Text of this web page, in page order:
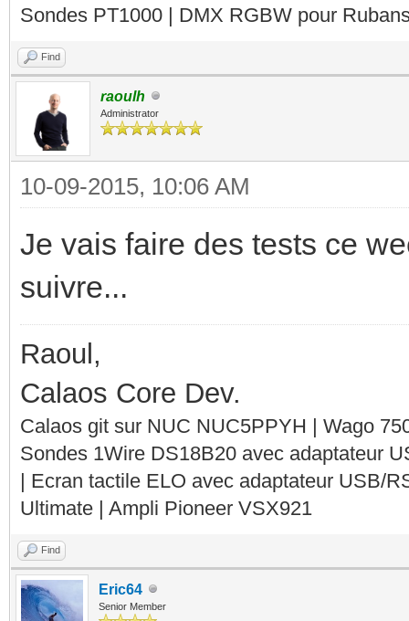
Sondes PT1000 | DMX RGBW pour
Find
raoulh
Administrator
10-09-2015, 10:06 AM
Je vais faire des tests ce
suivre...
Raoul,
Calaos Core Dev.
Calaos git sur NUC NUC5PPYH | Wago
Sondes 1Wire DS18B20 avec adaptateur
| Ecran tactile ELO avec adaptateur USB/
Ultimate | Ampli Pioneer VSX921
Find
Eric64
Senior Member